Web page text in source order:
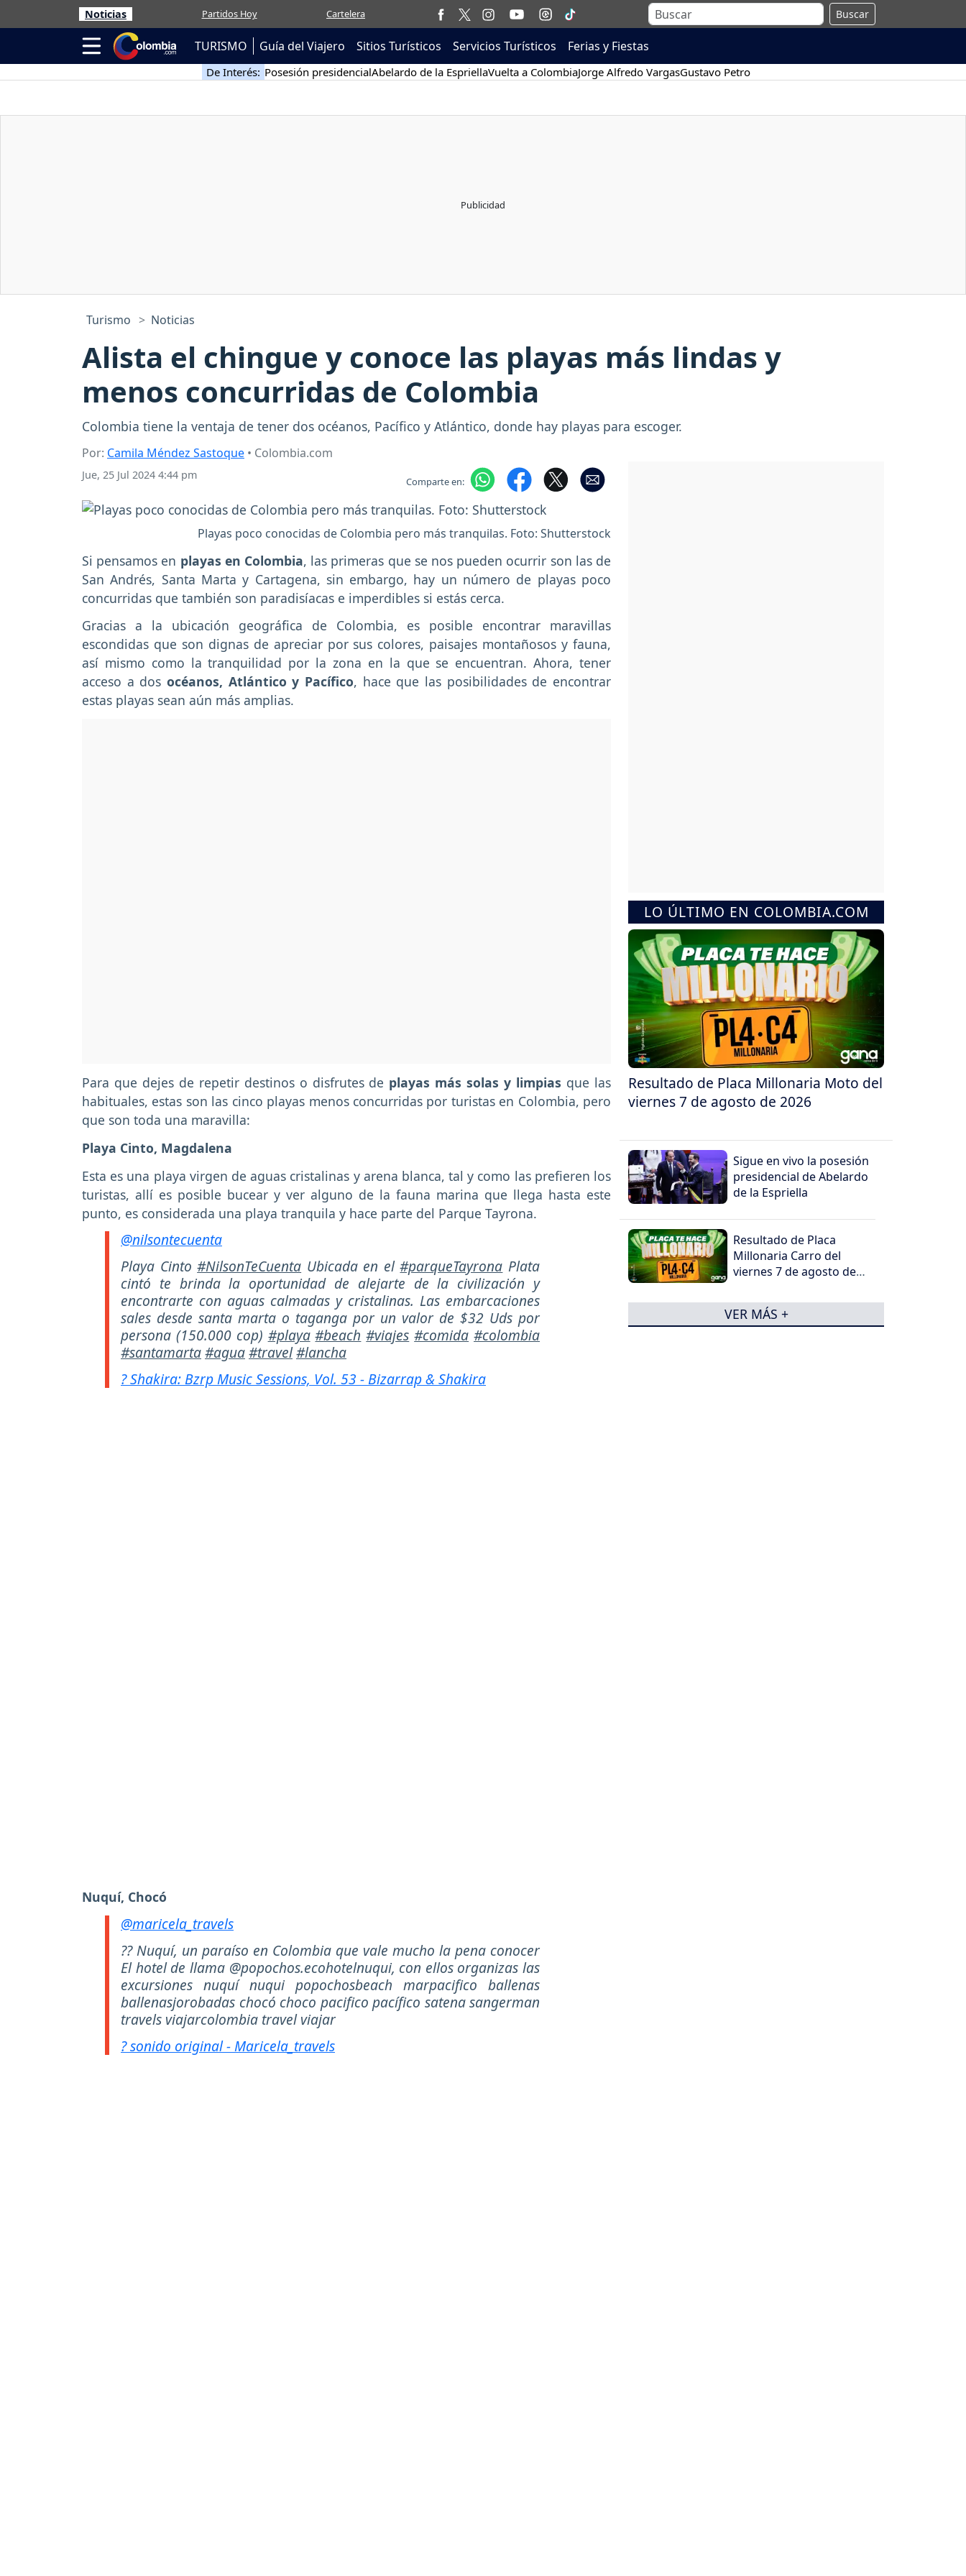
Noticias Partidos Hoy Cartelera Buscar
TURISMO Guía del Viajero Sitios Turísticos Servicios Turísticos Ferias y Fiestas
De Interés: Posesión presidencialAbelardo de la EspriellaVuelta a ColombiaJorge Alfredo VargasGustavo Petro
Turismo Noticias
Alista el chingue y conoce las playas más lindas y
menos concurridas de Colombia
Colombia tiene la ventaja de tener dos océanos, Pacífico y Atlántico, donde hay playas para escoger.
Por: Camila Méndez Sastoque • Colombia.com
Jue, 25 Jul 2024 4:44 pm Comparte en:
Playas poco conocidas de Colombia pero más tranquilas. Foto: Shutterstock
Si pensamos en playas en Colombia, las primeras que se nos pueden ocurrir son las de
San Andrés, Santa Marta y Cartagena, sin embargo, hay un número de playas poco
concurridas que también son paradisíacas e imperdibles si estás cerca.
Gracias a la ubicación geográfica de Colombia, es posible encontrar maravillas
escondidas que son dignas de apreciar por sus colores, paisajes montañosos y fauna,
así mismo como la tranquilidad por la zona en la que se encuentran. Ahora, tener
acceso a dos océanos, Atlántico y Pacífico, hace que las posibilidades de encontrar
estas playas sean aún más amplias.
Para que dejes de repetir destinos o disfrutes de playas más solas y limpias que las
habituales, estas son las cinco playas menos concurridas por turistas en Colombia, pero
que son toda una maravilla:
Playa Cinto, Magdalena
Esta es una playa virgen de aguas cristalinas y arena blanca, tal y como las prefieren los
turistas, allí es posible bucear y ver alguno de la fauna marina que llega hasta este
punto, es considerada una playa tranquila y hace parte del Parque Tayrona.
@nilsontecuenta
Playa Cinto#NilsonTeCuenta Ubicada en el#parqueTayrona Plata
cintó te brinda la oportunidad de alejarte de la civilización y
encontrarte con aguas calmadas y cristalinas. Las embarcaciones
sales desde santa marta o taganga por un valor de $32 Uds por
persona (150.000 cop) #playa #beach #viajes #comida #colombia
#santamarta#agua#travel#lancha
? Shakira: Bzrp Music Sessions, Vol. 53 - Bizarrap & Shakira
Nuquí, Chocó
@maricela_travels
?? Nuquí, un paraíso en Colombia que vale mucho la pena conocer
El hotel de llama @popochos.ecohotelnuqui, con ellos organizas las
excursiones nuquí nuqui popochosbeach marpacifico ballenas
ballenasjorobadas chocó choco pacifico pacífico satena sangerman
travels viajarcolombia travel viajar
? sonido original - Maricela_travels
LO ÚLTIMO EN COLOMBIA.COM
Resultado de Placa Millonaria Moto del
viernes 7 de agosto de 2026
Sigue en vivo la posesión
presidencial de Abelardo
de la Espriella
Resultado de Placa
Millonaria Carro del
viernes 7 de agosto de
VER MÁS +